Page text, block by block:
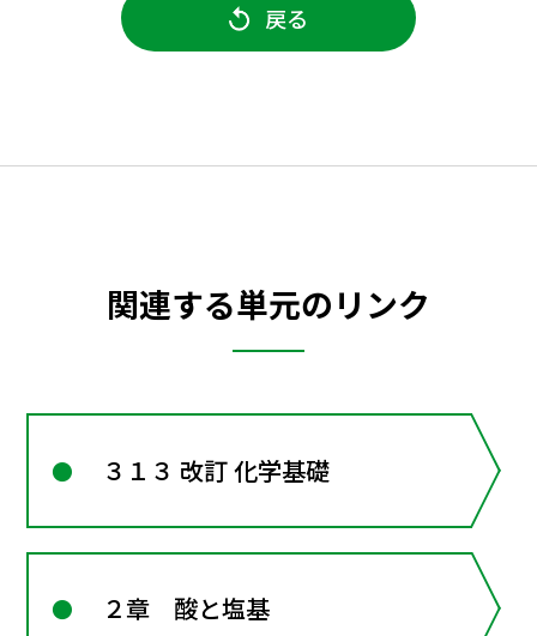
戻る
関連する単元のリンク
３１３ 改訂 化学基礎
２章 酸と塩基